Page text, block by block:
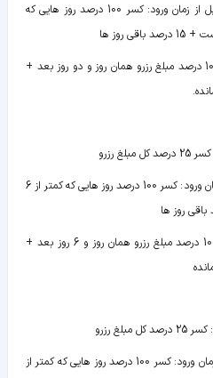
:
کسر 100 درصد روز هایی که
کسر 100 درصد مبلغ رزرو همان روز و دو روز بعد +
کسر 25 درصد کل مبلغ رزرو
:
کسر 100 درصد روز هایی که کمتر از 6
کسر 100 درصد مبلغ رزرو همان روز و 6 روز بعد +
: کسر 25 درصد کل مبلغ رزرو
:
کسر 100 درصد روز هایی که کمتر از